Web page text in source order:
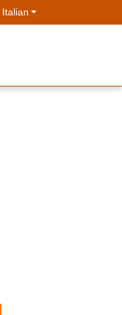
Italian